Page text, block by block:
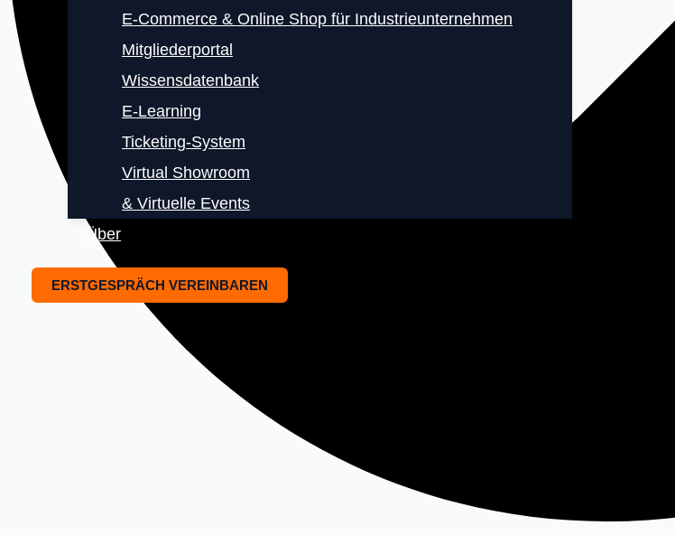
E‑Commerce & Online Shop für Industrieunternehmen
Mitgliederportal
Wissensdatenbank
E‑Learning
Ticketing-System
Virtual Showroom
& Virtuelle Events
Über
ERSTGESPRÄCH VEREINBAREN